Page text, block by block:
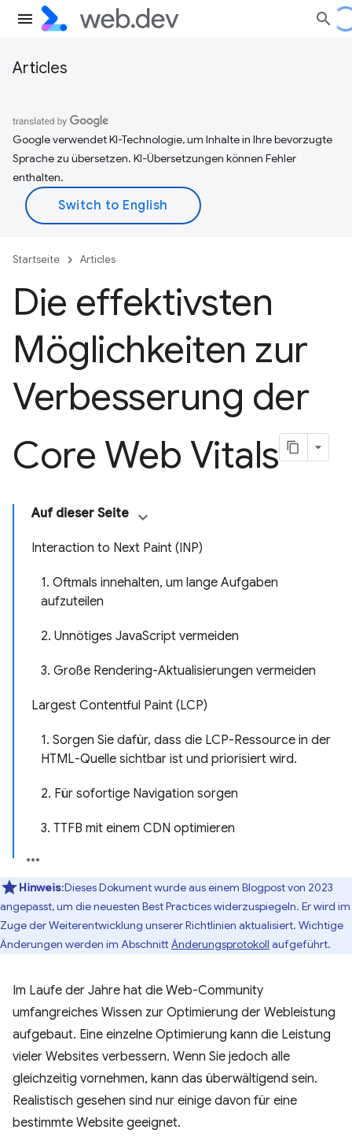
Articles
Google verwendet KI-Technologie, um Inhalte in Ihre bevorzugte
Sprache zu übersetzen. KI-Übersetzungen können Fehler
enthalten.
Startseite Articles
Die effektivsten
Möglichkeiten zur
Verbesserung der
Core Web Vitals
Auf dieser Seite
Interaction to Next Paint (INP)
1. Oftmals innehalten, um lange Aufgaben
aufzuteilen
2. Unnötiges JavaScript vermeiden
3. Große Rendering-Aktualisierungen vermeiden
Largest Contentful Paint (LCP)
1. Sorgen Sie dafür, dass die LCP-Ressource in der
HTML-Quelle sichtbar ist und priorisiert wird.
2. Für sofortige Navigation sorgen
3. TTFB mit einem CDN optimieren
Hinweis:Dieses Dokument wurde aus einem Blogpost von 2023
angepasst, um die neuesten Best Practices widerzuspiegeln. Er wird im
Zuge der Weiterentwicklung unserer Richtlinien aktualisiert. Wichtige
Änderungen werden im Abschnitt Änderungsprotokoll aufgeführt.
Im Laufe der Jahre hat die Web-Community
umfangreiches Wissen zur Optimierung der Webleistung
aufgebaut. Eine einzelne Optimierung kann die Leistung
vieler Websites verbessern. Wenn Sie jedoch alle
gleichzeitig vornehmen, kann das überwältigend sein.
Realistisch gesehen sind nur einige davon für eine
bestimmte Website geeignet.